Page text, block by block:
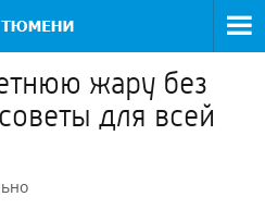
жару без
для всей